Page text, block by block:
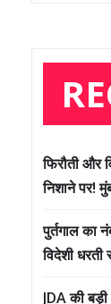
फिरौती और
निशाने पर!
पुर्तगाल का
विदेशी धरती
JDA की